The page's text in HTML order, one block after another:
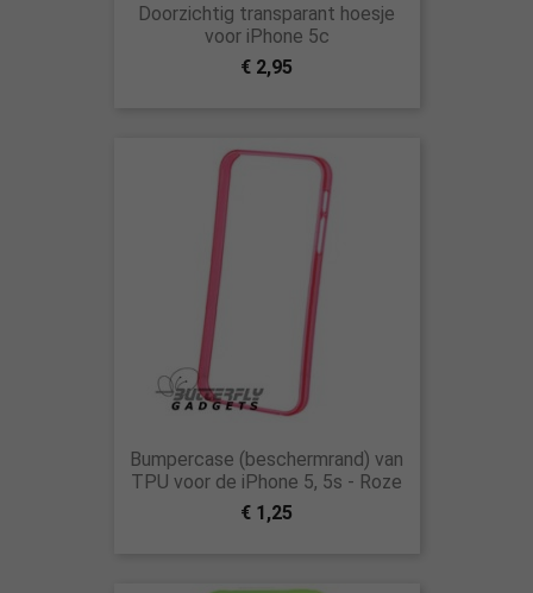
Doorzichtig transparant hoesje
voor iPhone 5c
€ 2,95
Bumpercase (beschermrand) van
TPU voor de iPhone 5, 5s - Roze
€ 1,25